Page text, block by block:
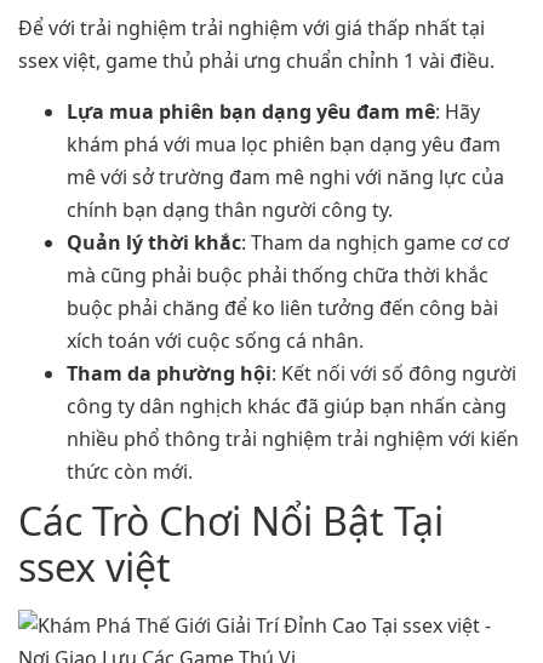
Để với trải nghiệm trải nghiệm với giá thấp nhất tại
ssex việt, game thủ phải ưng chuẩn chỉnh 1 vài điều.
Lựa mua phiên bạn dạng yêu đam mê: Hãy
khám phá với mua lọc phiên bạn dạng yêu đam
mê với sở trường đam mê nghi với năng lực của
chính bạn dạng thân người công ty.
Quản lý thời khắc: Tham da nghịch game cơ cơ
mà cũng phải buộc phải thống chữa thời khắc
buộc phải chăng để ko liên tưởng đến công bài
xích toán với cuộc sống cá nhân.
Tham da phường hội: Kết nối với số đông người
công ty dân nghịch khác đã giúp bạn nhấn càng
nhiều phổ thông trải nghiệm trải nghiệm với kiến
thức còn mới.
Các Trò Chơi Nổi Bật Tại
ssex việt